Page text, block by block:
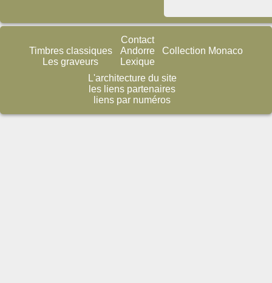
Timbres classiques
Les graveurs
Contact
Andorre
Lexique
Collection Monaco
L'architecture du site
les liens partenaires
liens par numéros